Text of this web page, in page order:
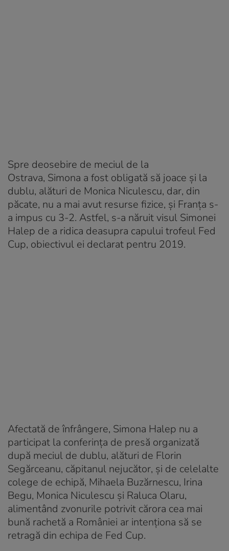
Spre deosebire de meciul de la
Ostrava, Simona a fost obligată să joace și la
dublu, alături de Monica Niculescu, dar, din
păcate, nu a mai avut resurse fizice, și Franța s-
a impus cu 3-2. Astfel, s-a năruit visul Simonei
Halep de a ridica deasupra capului trofeul Fed
Cup, obiectivul ei declarat pentru 2019.
Afectată de înfrângere, Simona Halep nu a
participat la conferința de presă organizată
după meciul de dublu, alături de Florin
Segărceanu, căpitanul nejucător, și de celelalte
colege de echipă, Mihaela Buzărnescu, Irina
Begu, Monica Niculescu și Raluca Olaru,
alimentând zvonurile potrivit cărora cea mai
bună rachetă a României ar intenționa să se
retragă din echipa de Fed Cup.